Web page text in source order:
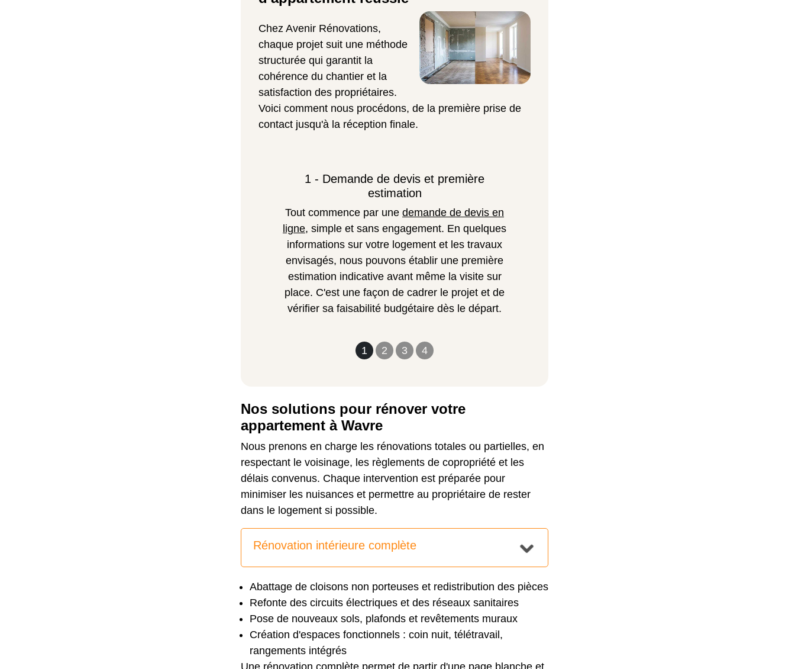
Chez Avenir Rénovations,
chaque projet suit une méthode
structurée qui garantit la
cohérence du chantier et la
satisfaction des propriétaires.
Voici comment nous procédons, de la première prise de
contact jusqu'à la réception finale.
1 2 3 4
1 - Demande de devis et première
estimation
Tout commence par une demande de devis en
ligne, simple et sans engagement. En quelques
informations sur votre logement et les travaux
envisagés, nous pouvons établir une première
estimation indicative avant même la visite sur
place. C'est une façon de cadrer le projet et de
vérifier sa faisabilité budgétaire dès le départ.
Nos solutions pour rénover votre
appartement à Wavre
Nous prenons en charge les rénovations totales ou partielles, en
respectant le voisinage, les règlements de copropriété et les
délais convenus. Chaque intervention est préparée pour
minimiser les nuisances et permettre au propriétaire de rester
dans le logement si possible.
Rénovation intérieure complète
Abattage de cloisons non porteuses et redistribution des pièces
Refonte des circuits électriques et des réseaux sanitaires
Pose de nouveaux sols, plafonds et revêtements muraux
Création d'espaces fonctionnels : coin nuit, télétravail,
rangements intégrés
Une rénovation complète permet de partir d'une page blanche et